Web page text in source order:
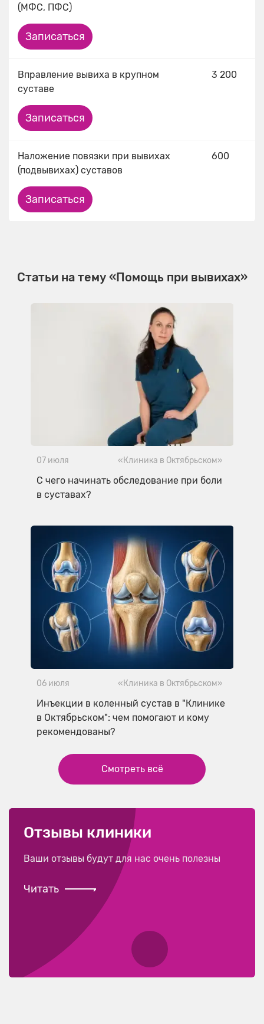
(МФС, ПФС)
Записаться
Вправление вывиха в крупном
суставе
3 200
Записаться
Наложение повязки при вывихах
(подвывихах) суставов
600
Записаться
Статьи на тему «Помощь при вывихах»
07 июля «Клиника в Октябрьском»
С чего начинать обследование при боли
в суставах?
06 июля «Клиника в Октябрьском»
Инъекции в коленный сустав в "Клинике
в Октябрьском": чем помогают и кому
рекомендованы?
Смотреть всё
Отзывы клиники
Ваши отзывы будут для нас очень полезны
Читать